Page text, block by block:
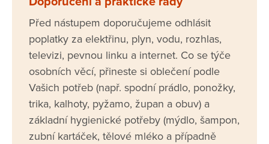
Před nástupem doporučujeme odhlásit
poplatky za elektřinu, plyn, vodu, rozhlas,
televizi, pevnou linku a internet. Co se týče
osobních věcí, přineste si oblečení podle
Vašich potřeb (např. spodní prádlo, ponožky,
trika, kalhoty, pyžamo, župan a obuv) a
základní hygienické potřeby (mýdlo, šampon,
zubní kartáček, tělové mléko a případně